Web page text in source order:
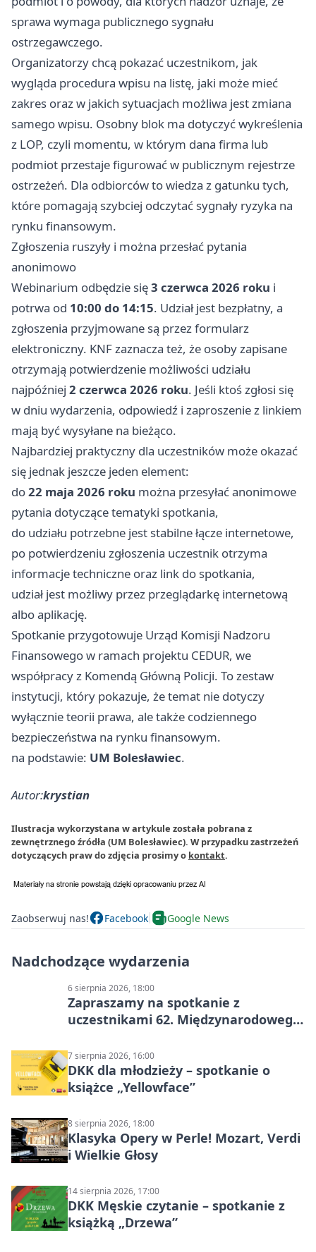
sprawa wymaga publicznego sygnału
ostrzegawczego.
Organizatorzy chcą pokazać uczestnikom, jak
wygląda procedura wpisu na listę, jaki może mieć
zakres oraz w jakich sytuacjach możliwa jest zmiana
samego wpisu. Osobny blok ma dotyczyć wykreślenia
z LOP, czyli momentu, w którym dana firma lub
podmiot przestaje figurować w publicznym rejestrze
ostrzeżeń. Dla odbiorców to wiedza z gatunku tych,
które pomagają szybciej odczytać sygnały ryzyka na
rynku finansowym.
Zgłoszenia ruszyły i można przesłać pytania
anonimowo
Webinarium odbędzie się3 czerwca 2026 roku i
potrwa od 10:00 do 14:15. Udział jest bezpłatny, a
zgłoszenia przyjmowane są przez formularz
elektroniczny. KNF zaznacza też, że osoby zapisane
otrzymają potwierdzenie możliwości udziału
najpóźniej 2 czerwca 2026 roku. Jeśli ktoś zgłosi się
w dniu wydarzenia, odpowiedź i zaproszenie z linkiem
mają być wysyłane na bieżąco.
Najbardziej praktyczny dla uczestników może okazać
się jednak jeszcze jeden element:
do22 maja 2026 roku można przesyłać anonimowe
pytania dotyczące tematyki spotkania,
do udziału potrzebne jest stabilne łącze internetowe,
po potwierdzeniu zgłoszenia uczestnik otrzyma
informacje techniczne oraz link do spotkania,
udział jest możliwy przez przeglądarkę internetową
albo aplikację.
Spotkanie przygotowuje Urząd Komisji Nadzoru
Finansowego w ramach projektu CEDUR, we
współpracy z Komendą Główną Policji. To zestaw
instytucji, który pokazuje, że temat nie dotyczy
wyłącznie teorii prawa, ale także codziennego
bezpieczeństwa na rynku finansowym.
na podstawie: UM Bolesławiec.
Autor:krystian
Ilustracja wykorzystana w artykule została pobrana z
zewnętrznego źródła (UM Bolesławiec). W przypadku zastrzeżeń
dotyczących praw do zdjęcia prosimy o kontakt.
Zaobserwuj nas! Facebook Google News
Nadchodzące wydarzenia
6 sierpnia 2026, 18:00
Zapraszamy na spotkanie z
uczestnikami 62. Międzynarodowego
7 sierpnia 2026, 16:00
DKK dla młodzieży – spotkanie o
książce „Yellowface”
8 sierpnia 2026, 18:00
Klasyka Opery w Perle! Mozart, Verdi
i Wielkie Głosy
14 sierpnia 2026, 17:00
DKK Męskie czytanie – spotkanie z
książką „Drzewa”